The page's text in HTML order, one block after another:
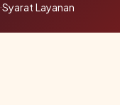
·Syarat Layanan